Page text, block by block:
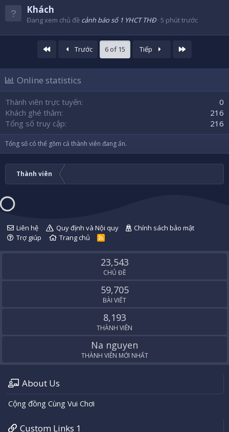
Khách
Đang xem chủ đề cảnh báo số 1 YHCT THĐ 5 phút trước
Đầu Trước 6 of 15 Tiếp
Online statistics
Thành viên trực tuyến
0
Khách ghé thăm
216
Tổng số truy cập
216
Tổng số có thể gồm cả thành viên đang ẩn.
Thành viên
Liên hệ Quy định và Nội quy
Chính sách bảo mật
Trợ giúp
Trang chủ
R
S
23,543
CHỦ ĐỀ
59,705
BÀI VIẾT
8,193
THÀNH VIÊN
Na nguyen
THÀNH VIÊN MỚI NHẤT
About Us
Cộng đồng Cùng Vui Chơi
Custom Links 1